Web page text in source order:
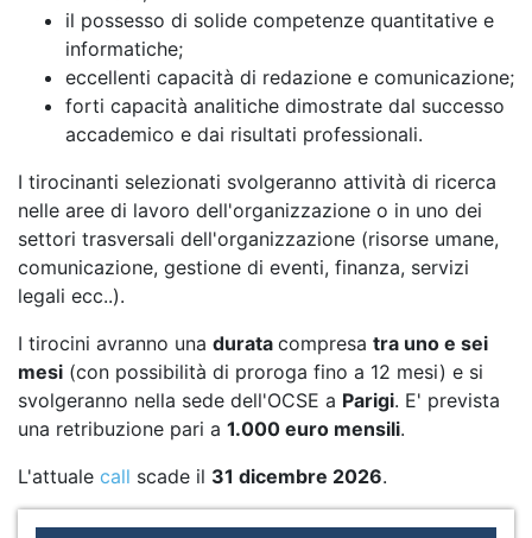
il possesso di solide competenze quantitative e
informatiche;
eccellenti capacità di redazione e comunicazione;
forti capacità analitiche dimostrate dal successo
accademico e dai risultati professionali.
I tirocinanti selezionati svolgeranno attività di ricerca
nelle aree di lavoro dell'organizzazione o in uno dei
settori trasversali dell'organizzazione (risorse umane,
comunicazione, gestione di eventi, finanza, servizi
legali ecc..).
I tirocini avranno una durata compresa tra uno e sei
mesi (con possibilità di proroga fino a 12 mesi) e si
svolgeranno nella sede dell'OCSE a Parigi. E' prevista
una retribuzione pari a 1.000 euro mensili.
L'attuale call scade il 31 dicembre 2026.